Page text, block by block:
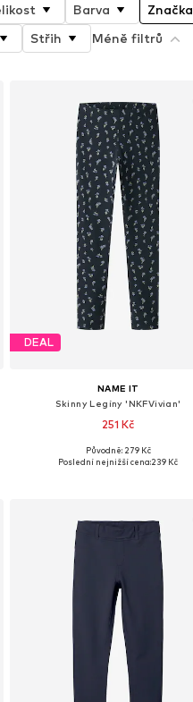
Barva Značka
Střih Méně filtrů
DEAL
NAME IT
Skinny Legíny 'NKFVivian'
251 Kč
Dostupné v mnoha velikostech
Původně: 279 Kč
Poslední nejnižší cena:239 Kč